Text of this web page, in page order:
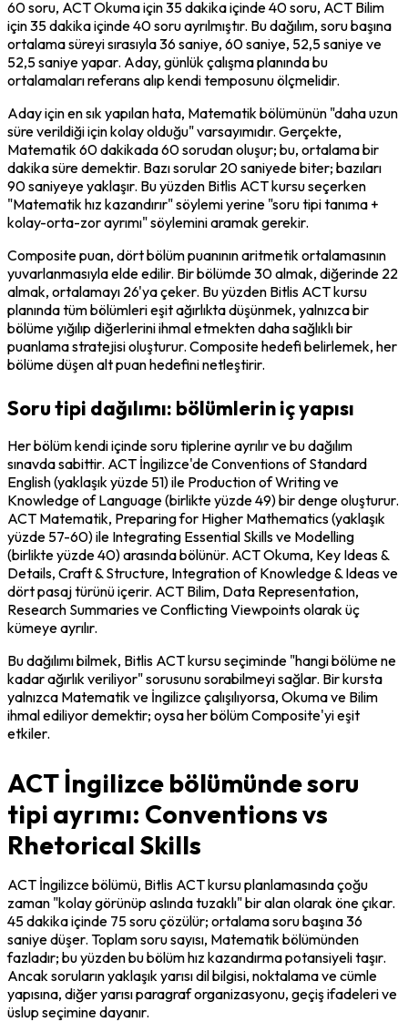
60 soru, ACT Okuma için 35 dakika içinde 40 soru, ACT Bilim
için 35 dakika içinde 40 soru ayrılmıştır. Bu dağılım, soru başına
ortalama süreyi sırasıyla 36 saniye, 60 saniye, 52,5 saniye ve
52,5 saniye yapar. Aday, günlük çalışma planında bu
ortalamaları referans alıp kendi temposunu ölçmelidir.
Aday için en sık yapılan hata, Matematik bölümünün "daha uzun
süre verildiği için kolay olduğu" varsayımıdır. Gerçekte,
Matematik 60 dakikada 60 sorudan oluşur; bu, ortalama bir
dakika süre demektir. Bazı sorular 20 saniyede biter; bazıları
90 saniyeye yaklaşır. Bu yüzden Bitlis ACT kursu seçerken
"Matematik hız kazandırır" söylemi yerine "soru tipi tanıma +
kolay-orta-zor ayrımı" söylemini aramak gerekir.
Composite puan, dört bölüm puanının aritmetik ortalamasının
yuvarlanmasıyla elde edilir. Bir bölümde 30 almak, diğerinde 22
almak, ortalamayı 26'ya çeker. Bu yüzden Bitlis ACT kursu
planında tüm bölümleri eşit ağırlıkta düşünmek, yalnızca bir
bölüme yığılıp diğerlerini ihmal etmekten daha sağlıklı bir
puanlama stratejisi oluşturur. Composite hedefi belirlemek, her
bölüme düşen alt puan hedefini netleştirir.
Soru tipi dağılımı: bölümlerin iç yapısı
Her bölüm kendi içinde soru tiplerine ayrılır ve bu dağılım
sınavda sabittir. ACT İngilizce'de Conventions of Standard
English (yaklaşık yüzde 51) ile Production of Writing ve
Knowledge of Language (birlikte yüzde 49) bir denge oluşturur.
ACT Matematik, Preparing for Higher Mathematics (yaklaşık
yüzde 57-60) ile Integrating Essential Skills ve Modelling
(birlikte yüzde 40) arasında bölünür. ACT Okuma, Key Ideas &
Details, Craft & Structure, Integration of Knowledge & Ideas ve
dört pasaj türünü içerir. ACT Bilim, Data Representation,
Research Summaries ve Conflicting Viewpoints olarak üç
kümeye ayrılır.
Bu dağılımı bilmek, Bitlis ACT kursu seçiminde "hangi bölüme ne
kadar ağırlık veriliyor" sorusunu sorabilmeyi sağlar. Bir kursta
yalnızca Matematik ve İngilizce çalışılıyorsa, Okuma ve Bilim
ihmal ediliyor demektir; oysa her bölüm Composite'yi eşit
etkiler.
ACT İngilizce bölümünde soru
tipi ayrımı: Conventions vs
Rhetorical Skills
ACT İngilizce bölümü, Bitlis ACT kursu planlamasında çoğu
zaman "kolay görünüp aslında tuzaklı" bir alan olarak öne çıkar.
45 dakika içinde 75 soru çözülür; ortalama soru başına 36
saniye düşer. Toplam soru sayısı, Matematik bölümünden
fazladır; bu yüzden bu bölüm hız kazandırma potansiyeli taşır.
Ancak soruların yaklaşık yarısı dil bilgisi, noktalama ve cümle
yapısına, diğer yarısı paragraf organizasyonu, geçiş ifadeleri ve
üslup seçimine dayanır.